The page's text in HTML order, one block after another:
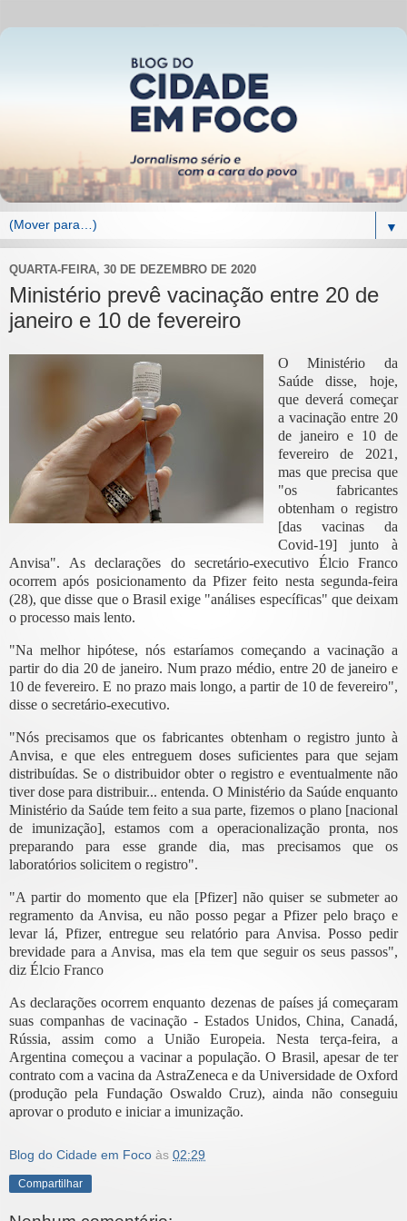
▼
QUARTA-FEIRA, 30 DE DEZEMBRO DE 2020
Ministério prevê vacinação entre 20 de
janeiro e 10 de fevereiro
O Ministério da
Saúde disse, hoje,
que deverá começar
a vacinação entre 20
de janeiro e 10 de
fevereiro de 2021,
mas que precisa que
"os fabricantes
obtenham o registro
[das vacinas da
Covid-19] junto à
Anvisa". As declarações do secretário-executivo Élcio Franco
ocorrem após posicionamento da Pfizer feito nesta segunda-feira
(28), que disse que o Brasil exige "análises específicas" que deixam
o processo mais lento.
"Na melhor hipótese, nós estaríamos começando a vacinação a
partir do dia 20 de janeiro. Num prazo médio, entre 20 de janeiro e
10 de fevereiro. E no prazo mais longo, a partir de 10 de fevereiro",
disse o secretário-executivo.
"Nós precisamos que os fabricantes obtenham o registro junto à
Anvisa, e que eles entreguem doses suficientes para que sejam
distribuídas. Se o distribuidor obter o registro e eventualmente não
tiver dose para distribuir... entenda. O Ministério da Saúde enquanto
Ministério da Saúde tem feito a sua parte, fizemos o plano [nacional
de imunização], estamos com a operacionalização pronta, nos
preparando para esse grande dia, mas precisamos que os
laboratórios solicitem o registro".
"A partir do momento que ela [Pfizer] não quiser se submeter ao
regramento da Anvisa, eu não posso pegar a Pfizer pelo braço e
levar lá, Pfizer, entregue seu relatório para Anvisa. Posso pedir
brevidade para a Anvisa, mas ela tem que seguir os seus passos",
diz Élcio Franco
As declarações ocorrem enquanto dezenas de países já começaram
suas companhas de vacinação - Estados Unidos, China, Canadá,
Rússia, assim como a União Europeia. Nesta terça-feira, a
Argentina começou a vacinar a população. O Brasil, apesar de ter
contrato com a vacina da AstraZeneca e da Universidade de Oxford
(produção pela Fundação Oswaldo Cruz), ainda não conseguiu
aprovar o produto e iniciar a imunização.
Blog do Cidade em Foco às 02:29
Compartilhar